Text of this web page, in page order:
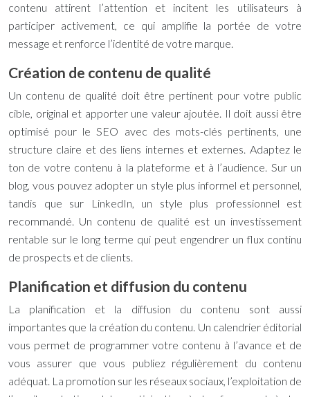
contenu attirent l’attention et incitent les utilisateurs à
participer activement, ce qui amplifie la portée de votre
message et renforce l’identité de votre marque.
Création de contenu de qualité
Un contenu de qualité doit être pertinent pour votre public
cible, original et apporter une valeur ajoutée. Il doit aussi être
optimisé pour le SEO avec des mots-clés pertinents, une
structure claire et des liens internes et externes. Adaptez le
ton de votre contenu à la plateforme et à l’audience. Sur un
blog, vous pouvez adopter un style plus informel et personnel,
tandis que sur LinkedIn, un style plus professionnel est
recommandé. Un contenu de qualité est un investissement
rentable sur le long terme qui peut engendrer un flux continu
de prospects et de clients.
Planification et diffusion du contenu
La planification et la diffusion du contenu sont aussi
importantes que la création du contenu. Un calendrier éditorial
vous permet de programmer votre contenu à l’avance et de
vous assurer que vous publiez régulièrement du contenu
adéquat. La promotion sur les réseaux sociaux, l’exploitation de